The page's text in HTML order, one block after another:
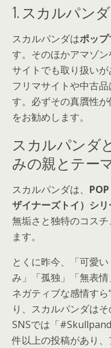
1. スカルパン
スカルパンダはポップ
す。そのほかアマゾ
サイトでも取り扱いが
フリマサイトや中古
す。必ずその真贋性
をお勧めします。
スカルパンダ
みの親とテー
スカルパンダは、
ザイナーズトイ）シ
無垢さと独特のコス
ます。
とくに昨今、「可愛
み」「孤独」「無表
ネガティブな感情す
り、スカルパンダは
SNSでは「
件以上の投稿があり